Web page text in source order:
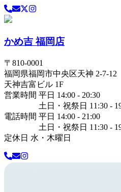
かめ吉 福岡店
〒 810-0001
福岡県福岡市中央区天神 2-7-12
天神吉富ビル 1F
営業時間 平日 14:00 - 20:30
土日・祝祭日 11:30 -
電話時間 平日 14:00 - 21:00
土日・祝祭日 11:30 -
定休日 水・木曜日